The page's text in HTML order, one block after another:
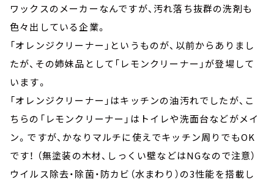
ワックスのメーカーなんですが、汚れ落ち抜群の洗剤も
色々出している企業。
「オレンジクリーナー」というものが、以前からありまし
たが、その姉妹品として「レモンクリーナー」が登場して
います。
「オレンジクリーナー」はキッチンの油汚れでしたが、こ
ちらの「レモンクリーナー」はトイレや洗面台などがメイ
ン。ですが、かなりマルチに使えでキッチン周りでもOK
です！ （無塗装の木材、しっくい壁などはNGなので注意）
ウイルス除去・除菌・防カビ（水まわり）の3性能を搭載し